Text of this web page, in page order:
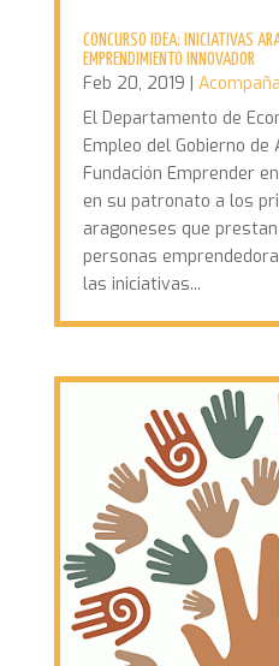
CONCURSO IDEA: INICIATIVAS
EMPRENDIMIENTO INNOVADOR
Feb 20, 2019
El Departamento de
Empleo del Gobierno
Fundación Emprender
en su patronato a los
aragoneses que
personas
las iniciativas...